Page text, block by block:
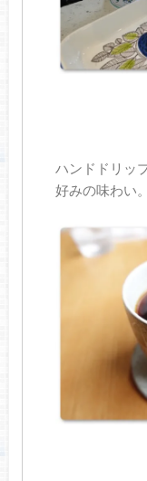
ハンドドリッ
好みの味わい。